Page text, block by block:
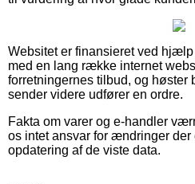
Websitet er finansieret ved
med en lang række internet
forretningernes tilbud, og høster
sender videre udfører en ordre.
Fakta om varer og e-handler
os intet ansvar for ændringer der
opdatering af de viste data.